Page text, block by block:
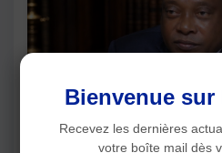
Bienvenue sur
Recevez les dernières
votre boîte mail dès